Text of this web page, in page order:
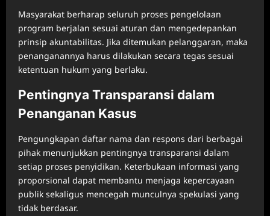
Masyarakat berharap seluruh proses pengelolaan
program berjalan sesuai aturan dan mengedepankan
prinsip akuntabilitas. Jika ditemukan pelanggaran, maka
penanganannya harus dilakukan secara tegas sesuai
ketentuan hukum yang berlaku.
Pentingnya Transparansi dalam
Penanganan Kasus
Pengungkapan daftar nama dan respons dari berbagai
pihak menunjukkan pentingnya transparansi dalam
setiap proses penyidikan. Keterbukaan informasi yang
proporsional dapat membantu menjaga kepercayaan
publik sekaligus mencegah munculnya spekulasi yang
tidak berdasar.